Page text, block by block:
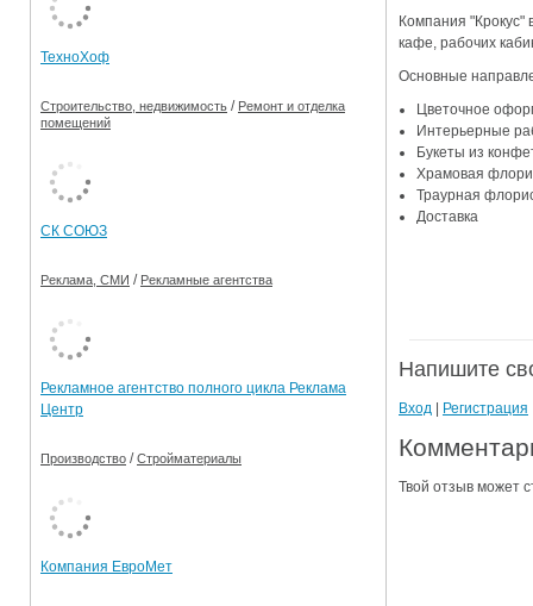
Ограничения движения транспорта на майские
Электронные транспортные карты
Компания "Крокус"
кафе, рабочих
Основные
Цветочное
Интерьерные
Букеты из
Храмовая
Траурная
Доставка
Напишите
Вход Регистрация
Твой отзыв может
ТехноХоф
Строительство, недвижимость / Ремонт и отделка
помещений
СК СОЮЗ
Реклама, СМИ / Рекламные агентства
Рекламное агентство полного цикла Реклама
Центр
Производство /Стройматериалы
Компания ЕвроМет